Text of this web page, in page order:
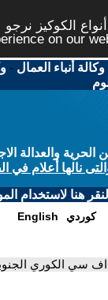
الكوكيز
on our
وكالة أنباء العمال -
والعدالة
نالها أعلام في
هنا لاستخدام
English كوردي
اف سي الكوري